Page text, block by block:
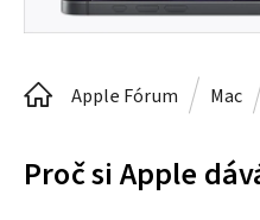
Apple Fórum Mac
Proč si Apple